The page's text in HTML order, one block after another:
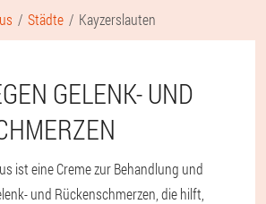
Städte Kayzerslauten
GELENK- UND
ist eine Creme zur Behandlung und
und Rückenschmerzen, die hilft,